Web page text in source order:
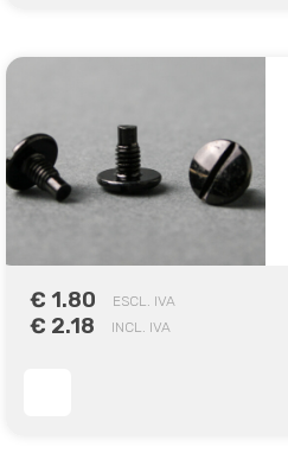
€ 1.80 ESCL. IVA
€ 2.18 INCL. IVA